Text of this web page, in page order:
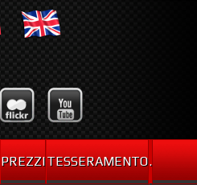
PREZZITESSERAMENTO.